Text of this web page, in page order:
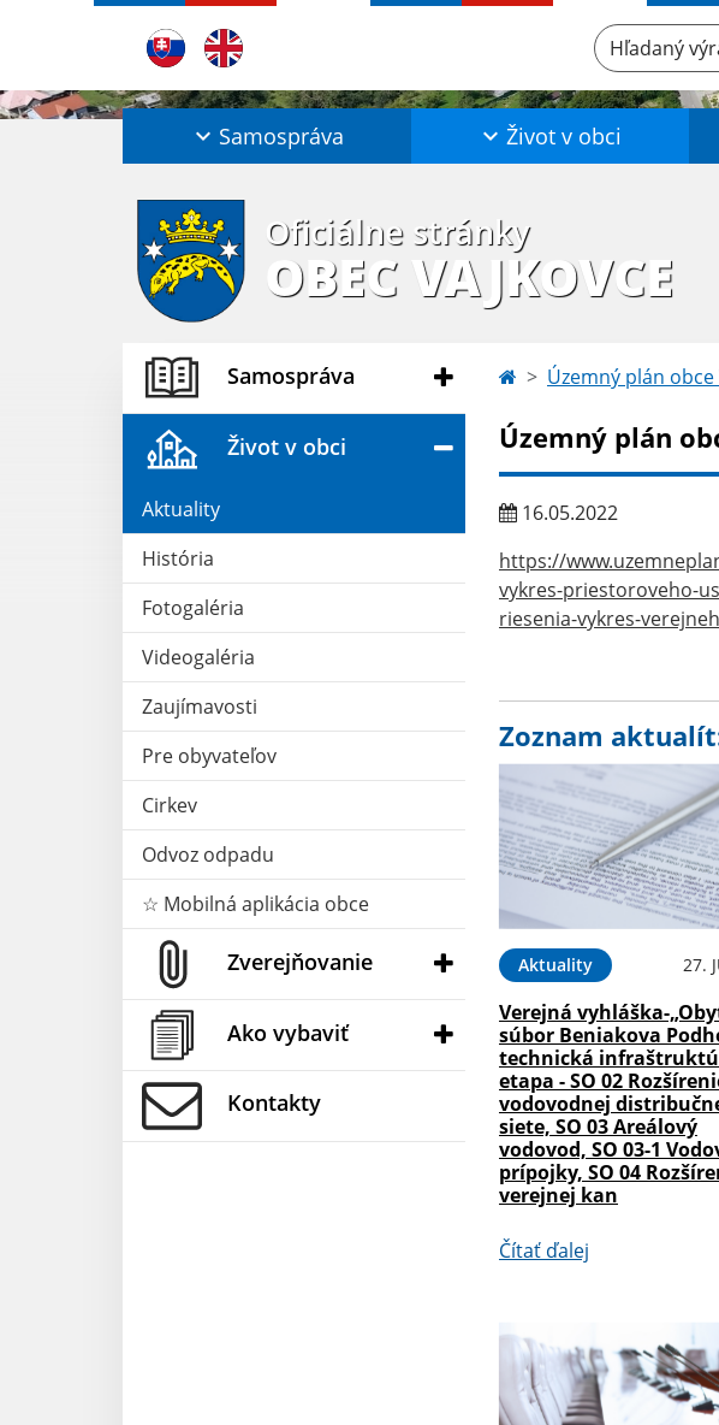
Hľadaný výraz...
Samospráva Život v obci
Oficiálne stránky
OBEC VAJKOVCE
Samospráva
Život v obci
Aktuality
História
Fotogaléria
Videogaléria
Zaujímavosti
Pre obyvateľov
Cirkev
Odvoz odpadu
☆ Mobilná aplikácia obce
Zverejňovanie
Ako vybaviť
Kontakty
Územný plán obce
Územný plán
16.05.2022
https://
vykres-priestoroveho-
riesenia-vykres-
Zoznam
Aktuality 27.
Verejná vyhláška-
súbor Beniakova
technická
etapa - SO 02
vodovodnej
siete, SO 03 Areálový
vodovod, SO 03-1
prípojky, SO 04
verejnej kan
Čítať ďalej